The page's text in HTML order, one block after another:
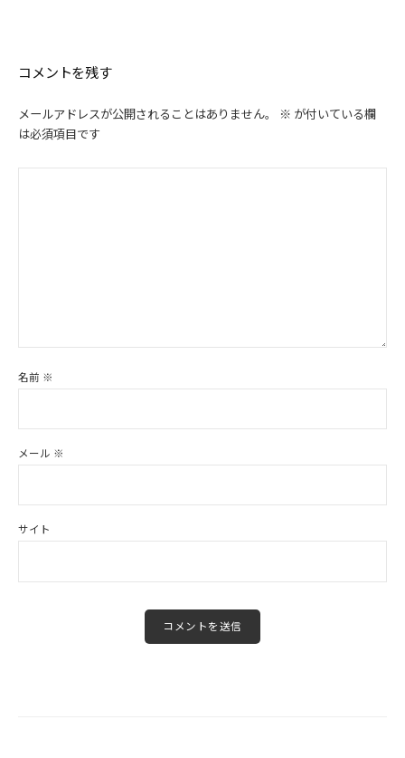
シ
ョ
ン
コメントを残す
メールアドレスが公開されることはありません。 ※ が付いている欄
は必須項目です
名前 ※
メール ※
サイト